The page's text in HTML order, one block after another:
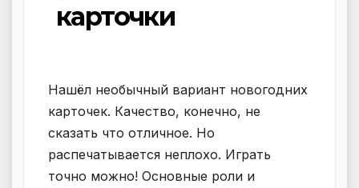
карточки
Нашёл необычный вариант новогодних
карточек. Качество, конечно, не
сказать что отличное. Но
распечатывается неплохо. Играть
точно можно! Основные роли и